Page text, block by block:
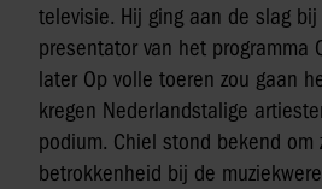
televisie. Hij ging aan de slag bij
presentator van het programma
later Op volle toeren zou gaan
kregen Nederlandstalige
podium. Chiel stond bekend om
betrokkenheid bij de